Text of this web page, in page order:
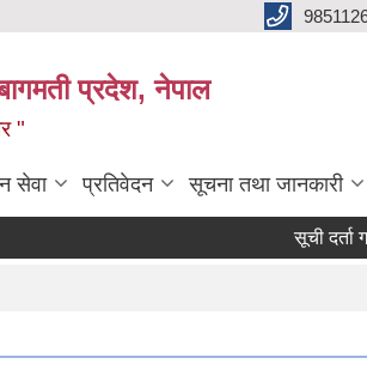
प्रदेश, नेपाल
"
सेवा प्रतिवेदन सूचना तथा जानकारी
सूची दर्ता गर्ने